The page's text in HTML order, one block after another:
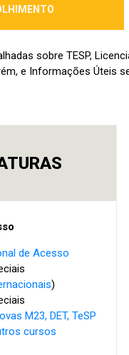
sobre TESP,
e Informações Úteis
de Acesso
)
M23, DET, TeSP
cursos